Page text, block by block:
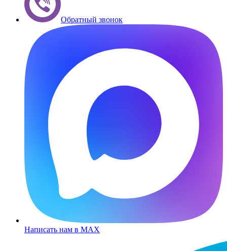
Обратный звонок
Написать нам в MAX